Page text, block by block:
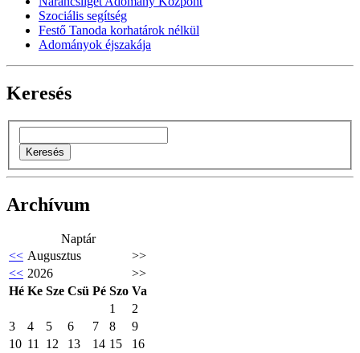
Szociális segítség
Festő Tanoda korhatárok nélkül
Adományok éjszakája
Keresés
Archívum
Naptár
<< Augusztus
>>
<< 2026
>>
Hé Ke Sze Csü Pé Szo Va
1
2
3
4 5 6 7 8
9
10 11 12 13 14 15
16